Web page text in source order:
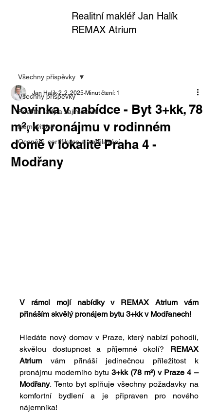
Realitní makléř Jan Halík
REMAX Atrium
Všechny příspěvky
Realitní rady a zajímavosti
Nemovitosti
Ocenění, certifikace a vzdělávání
Všechny příspěvky
Novinka v nabídce - Byt 3+kk, 78
m², k pronájmu v rodinném
domě v lokalitě Praha 4 -
Modřany
Jan Halik 2. 2. 2025 Minut čtení: 1
V rámci mojí nabídky v REMAX Atrium vám
přináším skvělý pronájem bytu 3+kk v Modřanech!
Hledáte nový domov v Praze, který nabízí pohodlí,
skvělou dostupnost a příjemné okolí? REMAX
Atrium vám přináší jedinečnou příležitost k
pronájmu moderního bytu 3+kk (78 m²) v Praze 4 –
Modřany. Tento byt splňuje všechny požadavky na
komfortní bydlení a je připraven pro nového
nájemníka!